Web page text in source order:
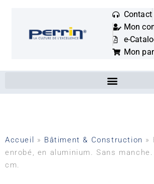
Mots
clés
:
Contact
Mon
e-
Mon
Accueil » Bâtiment & Construction »
enrobé, en aluminium. Sans
cm.